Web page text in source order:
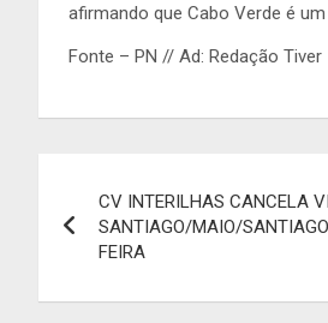
afirmando que Cabo Verde é
Fonte – PN // Ad: Redação Tiver
de
CV INTERILHAS CANCELA
SANTIAGO/MAIO/
FEIRA